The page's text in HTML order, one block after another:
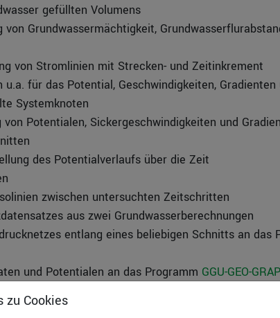
gefüllten Volumens
Grundwassermächtigkeit,
von Stromlinien mit Strecken- und Zeitinkrement
u.a. für das Potential, Geschwindigkeiten, Gradienten
Systemknoten
Potentialen, Sickergeschwindigkeiten und
des Potentialverlaufs über die Zeit
zwischen untersuchten Zeitschritten
aus zwei Grundwasserberechnungen
entlang eines beliebigen Schnitts an das
und Potentialen an das Programm GGU-GEO-
z. B. zur Übernahme in die
zu Cookies